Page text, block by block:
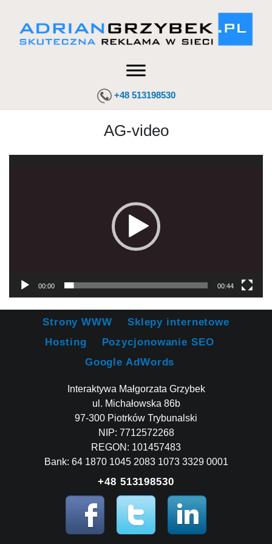
+48 513198530
AG-video
00:00 00:44
Strony WWW
Sklepy internetowe
Hosting
Pozycjonowanie SEO
Google AdWords
Interaktywa Małgorzata Grzybek
ul. Michałowska 86b
97-300 Piotrków Trybunalski
NIP: 7712572268
REGON: 101457483
Bank: 64 1870 1045 2083 1073 3329 0001
+48 513198530